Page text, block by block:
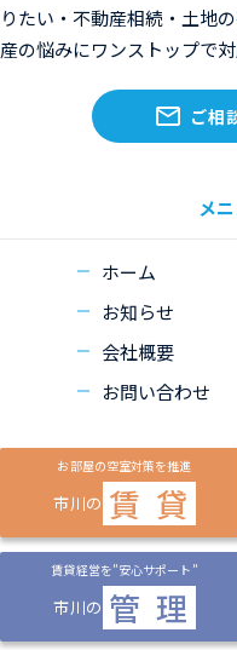
りたい・不動産相続・土地
産の悩みにワンストップで対
ご相
メ
ホーム
お知らせ
会社概要
お問い合わせ
お部屋の空室対策を推進
市川の 賃 貸
賃貸経営を”安心サポート”
市川の 管 理